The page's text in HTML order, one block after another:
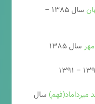
سال ۱۳۸۵ –
سال ۱۳۸۵
سال